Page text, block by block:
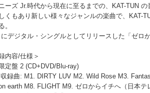
ーズ Jr.時代から現在に至るまでの、KAT-TUN
くもあり新しい様々なジャンルの楽曲で、KAT-
。
にデジタル・シングルとしてリリースした「ゼロ
内容/仕様＞
定盤 2 (CD+DVD/Blu-ray)
録曲: M1. DIRTY LUV M2. Wild Rose M3.
earth M8. FLIGHT M9. ゼロからイチへ（日本